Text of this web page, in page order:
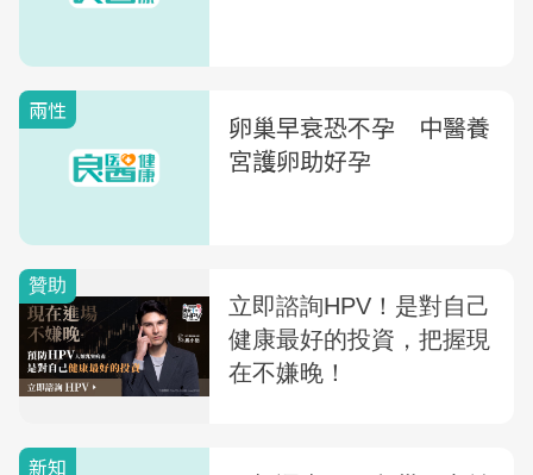
兩性
卵巢早衰恐不孕 中醫養
宮護卵助好孕
新知